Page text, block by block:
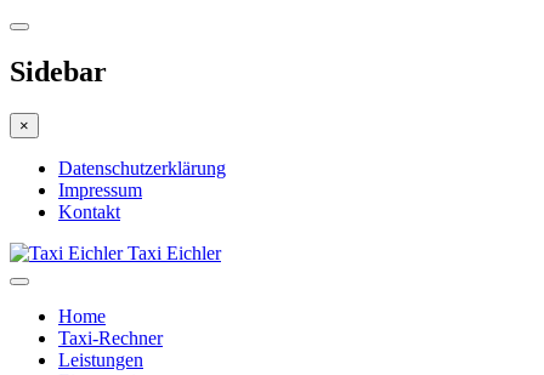
Sidebar
×
Datenschutzerklärung
Impressum
Kontakt
Taxi Eichler
Home
Taxi-Rechner
Leistungen